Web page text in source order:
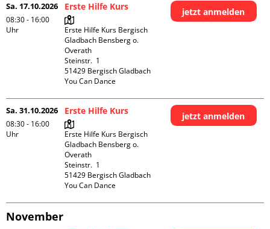
Sa. 17.10.2026
08:30 - 16:00
Uhr
Erste Hilfe Kurs
Erste Hilfe Kurs Bergisch
Gladbach Bensberg o.
Overath
Steinstr.  1
51429 Bergisch Gladbach
You Can Dance
jetzt anmelden
Sa. 31.10.2026
08:30 - 16:00
Uhr
Erste Hilfe Kurs
Erste Hilfe Kurs Bergisch
Gladbach Bensberg o.
Overath
Steinstr.  1
51429 Bergisch Gladbach
You Can Dance
jetzt anmelden
November